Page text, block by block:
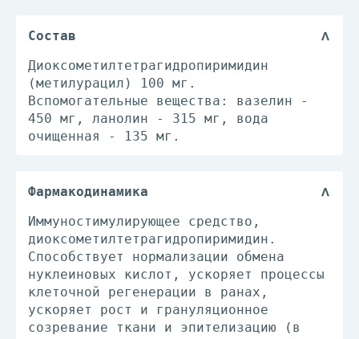
Состав
Диоксометилтетрагидропиримидин
(метилурацил) 100 мг.
Вспомогательные вещества: вазелин -
450 мг, ланолин - 315 мг, вода
очищенная - 135 мг.
Фармакодинамика
Иммуностимулирующее средство,
диоксометилтетрагидропиримидин.
Способствует нормализации обмена
нуклеиновых кислот, ускоряет процессы
клеточной регенерации в ранах,
ускоряет рост и грануляционное
созревание ткани и эпителизацию (в